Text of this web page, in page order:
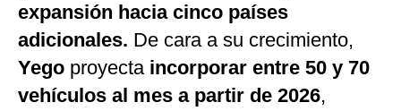
expansión hacia cinco países
adicionales. De cara a su crecimiento,
Yego proyecta incorporar entre 50 y 70
vehículos al mes a partir de 2026,